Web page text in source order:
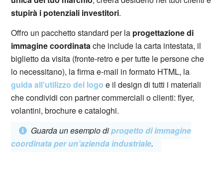
stupirà i potenziali investitori.
Offro un pacchetto standard per la progettazione di
immagine coordinatache include la carta intestata, il
biglietto da visita (fronte-retro e per tutte le persone che
lo necessitano), la firma e-mail in formato HTML, la
guida all’utilizzo del logo e il design di tutti i materiali
che condividi con partner commerciali o clienti: flyer,
volantini, brochure e cataloghi.
Guarda un esempio diprogetto di immagine
coordinata per un’azienda industriale.